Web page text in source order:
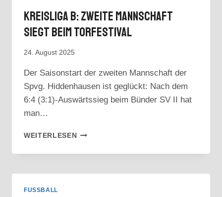
Kreisliga B: Zweite Mannschaft
Siegt Beim Torfestival
24. August 2025
Der Saisonstart der zweiten Mannschaft der
Spvg. Hiddenhausen ist geglückt: Nach dem
6:4 (3:1)-Auswärtssieg beim Bünder SV II hat
man…
WEITERLESENKREISLIGA
ZWEITE
SIEGT
FUSSBALL